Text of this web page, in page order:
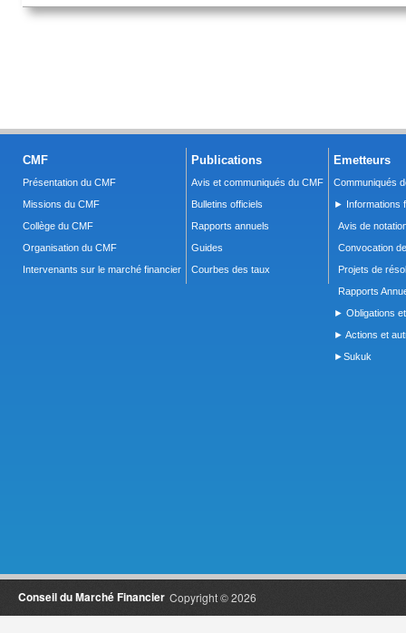
CMF
Présentation du CMF
Missions du CMF
Collège du CMF
Organisation du CMF
Intervenants sur le marché financier
Publications
Avis et communiqués du CMF
Bulletins officiels
Rapports annuels
Guides
Courbes des taux
Emetteurs
Communiqués
► Informations
Avis de
Convocation
Projets de
Rapports
► Obligations
► Actions et
►Sukuk
Copyright © 2026
Conseil du Marché Financier